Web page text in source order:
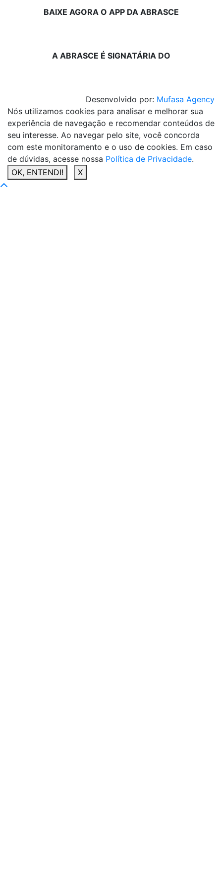
BAIXE AGORA O APP DA ABRASCE
A ABRASCE É SIGNATÁRIA DO
Desenvolvido por: Mufasa Agency
Nós utilizamos cookies para analisar e melhorar sua
experiência de navegação e recomendar conteúdos de
seu interesse. Ao navegar pelo site, você concorda
com este monitoramento e o uso de cookies. Em caso
de dúvidas, acesse nossa Política de Privacidade.
OK, ENTENDI!
X